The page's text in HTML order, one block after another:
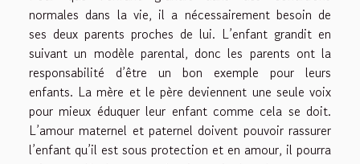
normales dans la vie, il a nécessairement besoin de
ses deux parents proches de lui. L’enfant grandit en
suivant un modèle parental, donc les parents ont la
responsabilité d’être un bon exemple pour leurs
enfants. La mère et le père deviennent une seule voix
pour mieux éduquer leur enfant comme cela se doit.
L’amour maternel et paternel doivent pouvoir rassurer
l’enfant qu’il est sous protection et en amour, il pourra